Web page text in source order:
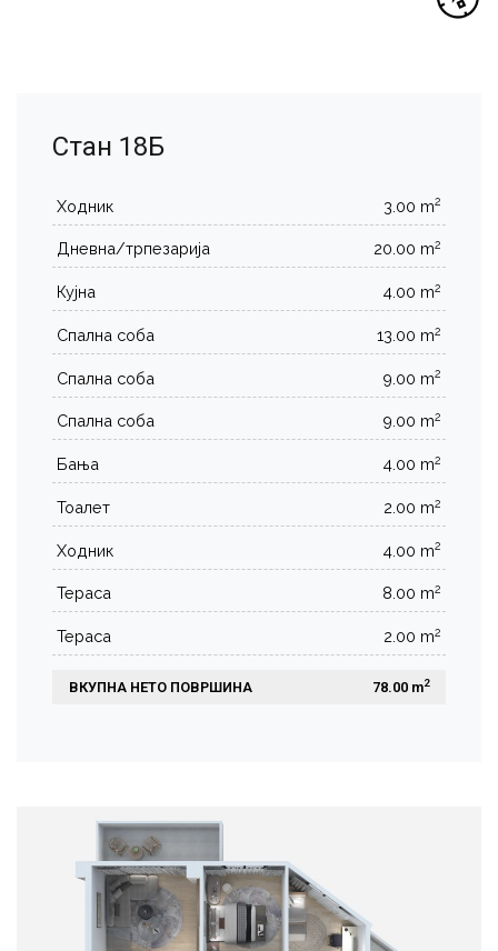
Стан 18Б
Ходник 3.00 m2
Дневна/трпезарија 20.00 m2
Кујна 4.00 m2
Спална соба 13.00 m2
Спална соба 9.00 m2
Спална соба 9.00 m2
Бања 4.00 m2
Тоалет 2.00 m2
Ходник 4.00 m2
Тераса 8.00 m2
Тераса 2.00 m2
ВКУПНА НЕТО ПОВРШИНА 78.00 m2